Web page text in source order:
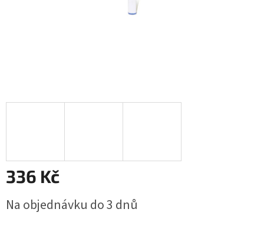
336 Kč
cena:
Na objednávku do 3 dnů